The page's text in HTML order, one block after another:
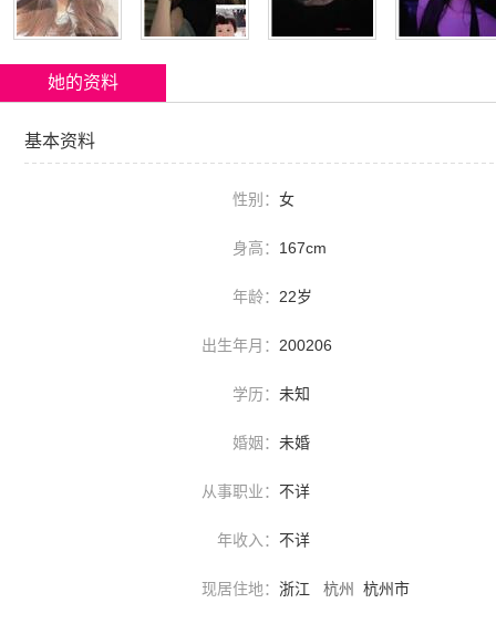
她的资料
基本资料
性别： 女
身高： 167cm
年龄： 22岁
出生年月： 200206
学历： 未知
婚姻： 未婚
从事职业： 不详
年收入： 不详
现居住地： 浙江 杭州 杭州市